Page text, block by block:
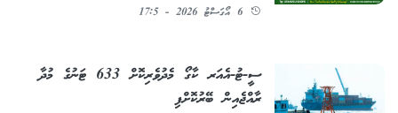
6 އޯގަސްޓު 2026 - 17:5
ސީ-ޓު-އެއަރ ކާގޯ މެދުވެރިކޮށް 633 ޓަނުގެ މުދާ
ރާއްޖެއިން ބޭރުކޮށްފި